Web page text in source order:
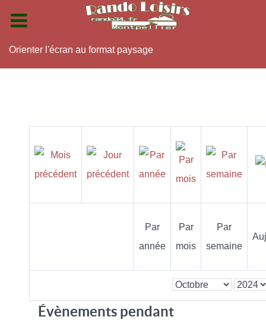
Orienter l'écran au format paysage
Par
année
Par
mois
Par
semaine
Évènements pendant